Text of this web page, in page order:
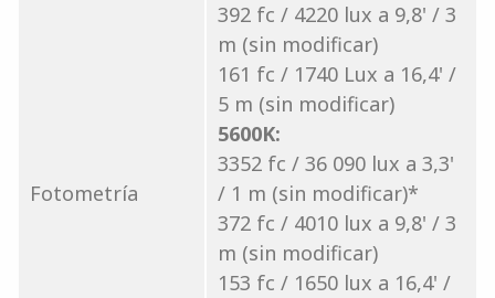
Fotometría
392 fc / 4220 lux a 9,8' / 3
m (sin modificar)
161 fc / 1740 Lux a 16,4' /
5 m (sin modificar)
5600K:
3352 fc / 36 090 lux a 3,3'
/ 1 m (sin modificar)*
372 fc / 4010 lux a 9,8' / 3
m (sin modificar)
153 fc / 1650 lux a 16,4' /